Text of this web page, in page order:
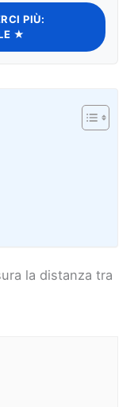
PIÙ:
★
la distanza tra